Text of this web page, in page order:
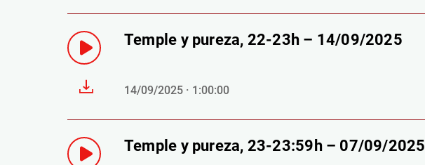
Temple y pureza, 22-23h – 14/09/2025
14/09/2025 · 1:00:00
Temple y pureza, 23-23:59h – 07/09/2025